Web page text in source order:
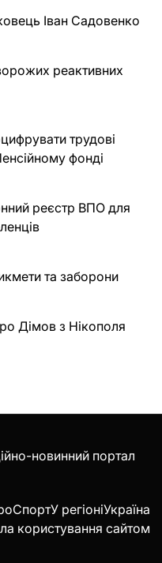
Іван Садовенко
реактивних
трудові
фонді
реєстр ВПО для
та заборони
Дімов з Нікополя
новинний портал
СпортУ регіоніУкраїна
користування сайтом